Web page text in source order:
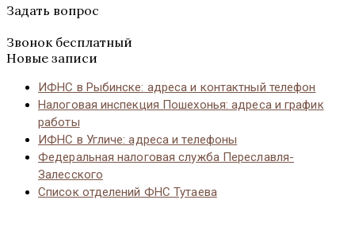
Задать вопрос
Звонок бесплатный
Новые записи
ИФНС в Рыбинске: адреса и контактный телефон
Налоговая инспекция Пошехонья: адреса и график
работы
ИФНС в Угличе: адреса и телефоны
Федеральная налоговая служба Переславля-
Залесского
Список отделений ФНС Тутаева